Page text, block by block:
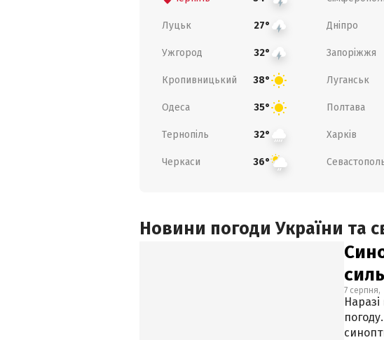
Луцьк 27° Дніпро
Ужгород 32° Запоріжжя
Кропивницький 38° Луганськ
Одеса 35° Полтава
Тернопіль 32° Харків
Черкаси 36°
Новини погоди України та
7 серпня,